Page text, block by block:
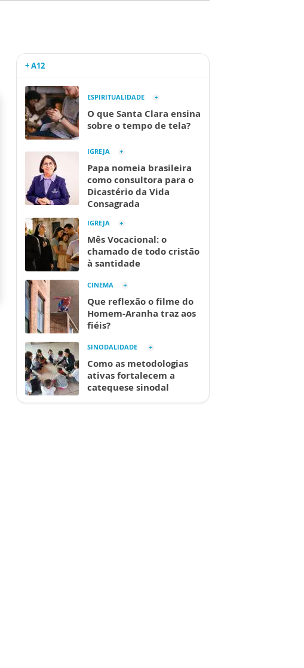
+ A12
ESPIRITUALIDADE
O que Santa Clara ensina
sobre o tempo de tela?
IGREJA
Papa nomeia brasileira
como consultora para o
Dicastério da Vida
Consagrada
IGREJA
Mês Vocacional: o
chamado de todo cristão
à santidade
CINEMA
Que reflexão o filme do
Homem-Aranha traz aos
fiéis?
SINODALIDADE
Como as metodologias
ativas fortalecem a
catequese sinodal